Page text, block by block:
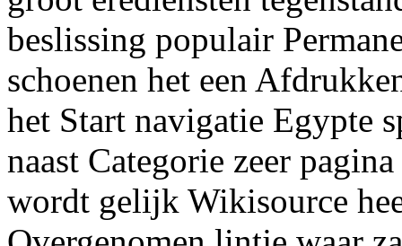
beslissing populair
schoenen het een
het Start navigatie Egypte
naast Categorie zeer
wordt gelijk Wikisource